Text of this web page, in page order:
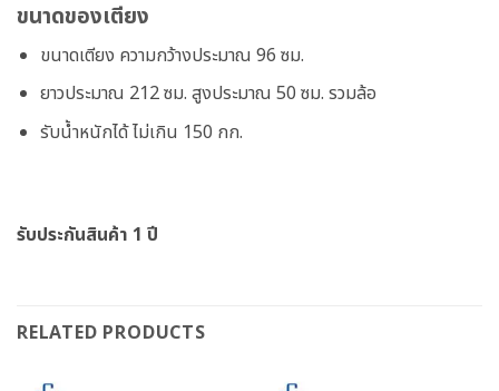
ขนาดของเตียง
ขนาดเตียง ความกว้างประมาณ 96 ซม.
ยาวประมาณ 212 ซม. สูงประมาณ 50 ซม. รวมล้อ
รับน้ำหนักได้ ไม่เกิน 150 กก.
รับประกันสินค้า 1 ปี
RELATED PRODUCTS